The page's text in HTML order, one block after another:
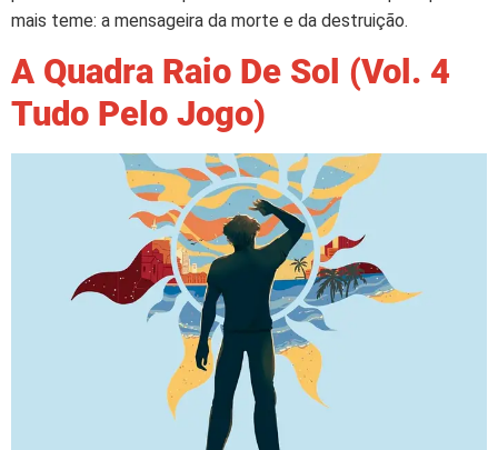
mais teme: a mensageira da morte e da destruição.
A Quadra Raio De Sol (Vol. 4
Tudo Pelo Jogo)